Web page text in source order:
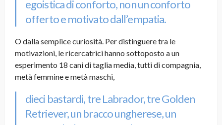
egoistica di conforto, non un conforto
offerto e motivato dall’empatia.
O dalla semplice curiosità. Per distinguere tra le
motivazioni, le ricercatrici hanno sottoposto a un
esperimento 18 cani di taglia media, tutti di compagnia,
metà femmine e metà maschi,
dieci bastardi, tre Labrador, tre Golden
Retriever, un bracco ungherese, un